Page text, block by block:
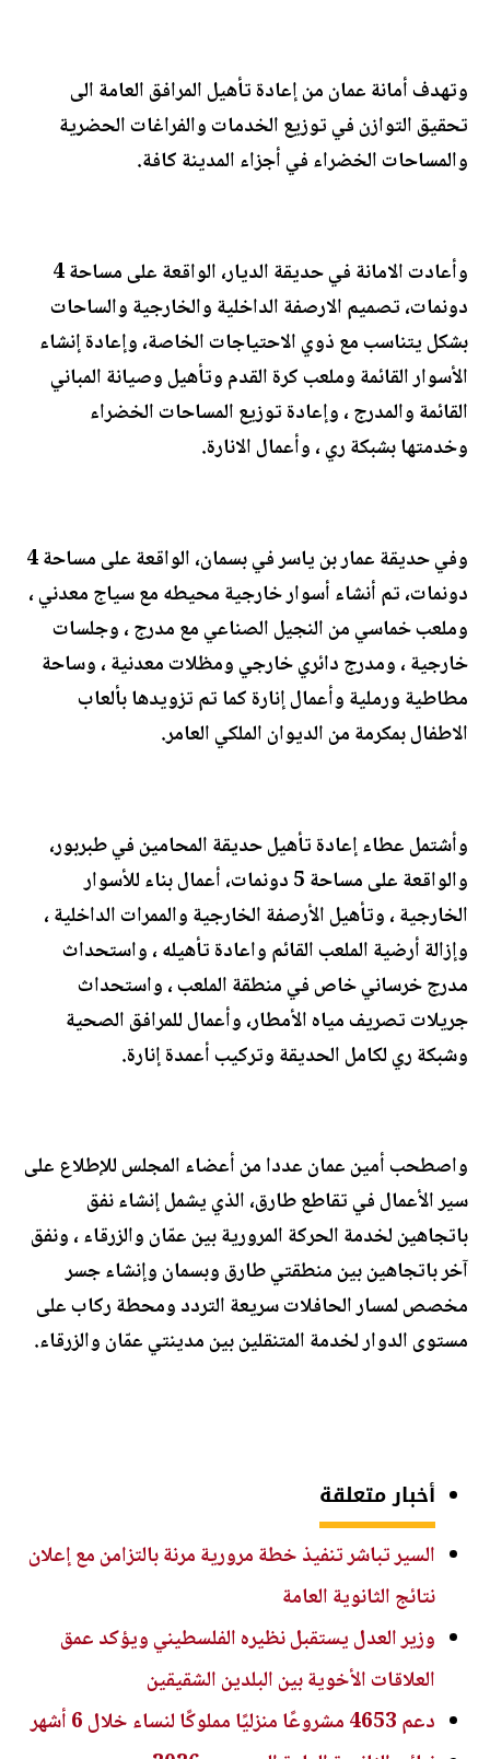
وتهدف أمانة عمان من إعادة تأهيل المرافق العامة الى
تحقيق التوازن في توزيع الخدمات والفراغات الحضرية
والمساحات الخضراء في أجزاء المدينة كافة.
وأعادت الامانة في حديقة الديار، الواقعة على مساحة 4
دونمات، تصميم الارصفة الداخلية والخارجية والساحات
بشكل يتناسب مع ذوي الاحتياجات الخاصة، وإعادة إنشاء
الأسوار القائمة وملعب كرة القدم وتأهيل وصيانة المباني
القائمة والمدرج ، وإعادة توزيع المساحات الخضراء
وخدمتها بشبكة ري ، وأعمال الانارة.
وفي حديقة عمار بن ياسر في بسمان، الواقعة على مساحة 4
دونمات، تم أنشاء أسوار خارجية محيطه مع سياج معدني ،
وملعب خماسي من النجيل الصناعي مع مدرج ، وجلسات
خارجية ، ومدرج دائري خارجي ومظلات معدنية ، وساحة
مطاطية ورملية وأعمال إنارة كما تم تزويدها بألعاب
الاطفال بمكرمة من الديوان الملكي العامر.
وأشتمل عطاء إعادة تأهيل حديقة المحامين في طبربور،
والواقعة على مساحة 5 دونمات، أعمال بناء للأسوار
الخارجية ، وتأهيل الأرصفة الخارجية والممرات الداخلية ،
وإزالة أرضية الملعب القائم واعادة تأهيله ، واستحداث
مدرج خرساني خاص في منطقة الملعب ، واستحداث
جريلات تصريف مياه الأمطار، وأعمال للمرافق الصحية
وشبكة ري لكامل الحديقة وتركيب أعمدة إنارة.
واصطحب أمين عمان عددا من أعضاء المجلس للإطلاع على
سير الأعمال في تقاطع طارق، الذي يشمل إنشاء نفق
باتجاهين لخدمة الحركة المرورية بين عمّان والزرقاء ، ونفق
آخر باتجاهين بين منطقتي طارق وبسمان وإنشاء جسر
مخصص لمسار الحافلات سريعة التردد ومحطة ركاب على
مستوى الدوار لخدمة المتنقلين بين مدينتي عمّان والزرقاء.
أخبار متعلقة
السير تباشر تنفيذ خطة مرورية مرنة بالتزامن مع إعلان
نتائج الثانوية العامة
وزير العدل يستقبل نظيره الفلسطيني ويؤكد عمق
العلاقات الأخوية بين البلدين الشقيقين
دعم 4653 مشروعًا منزليًا مملوكًا لنساء خلال 6 أشهر